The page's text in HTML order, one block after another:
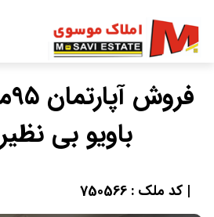
باویو بی
| کد ملک : 750566